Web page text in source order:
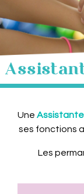
Une
ses fonctions
Les